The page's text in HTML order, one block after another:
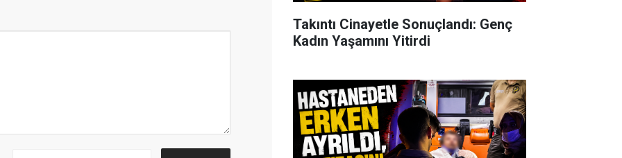
Takıntı Cinayetle Sonuçlandı: Genç
Kadın Yaşamını Yitirdi